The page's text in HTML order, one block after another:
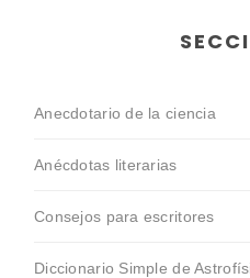
Anecdotario de la ciencia
Anécdotas literarias
Consejos para escritores
Diccionario Simple de